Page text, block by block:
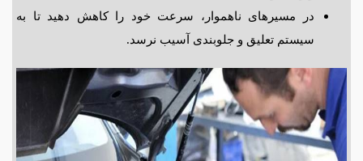
در مسیرهای ناهموار، سرعت خود را کاهش دهید تا به
سیستم تعلیق و جلوبندی آسیب نرسد.